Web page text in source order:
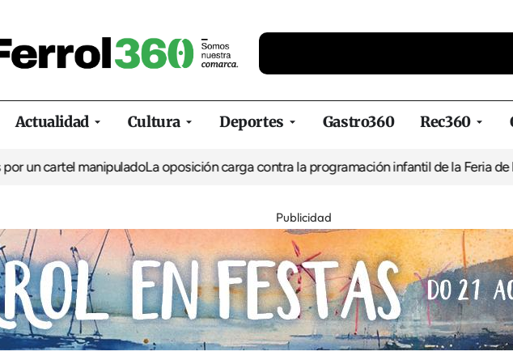
Actualidad Cultura Deportes Gastro360 Rec360
cartel manipuladoLa oposición carga contra la programación infantil de la Feria de la
Publicidad